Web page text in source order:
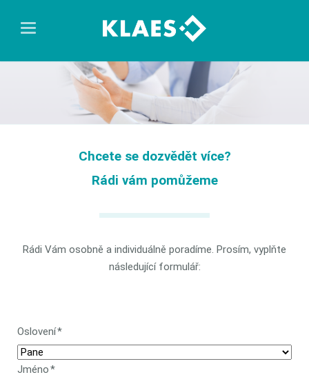
Chcete se dozvědět více?
Rádi vám pomůžeme
Rádi Vám osobně a individuálně poradíme. Prosím, vyplňte
následující formulář:
Povinný
údaj
Oslovení*
Povinný
Jméno*